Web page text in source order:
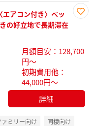
録
エアコン付き〉ペッ
の好立地で長期滞在
月額目安：128,700
円～
初期費用他：
44,000円～
詳細
ァミリー向け
同棲向け